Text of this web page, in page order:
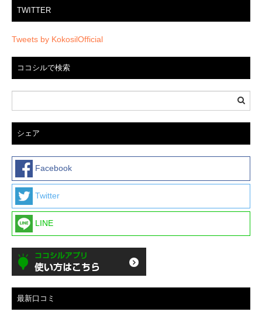
TWITTER
Tweets by KokosilOfficial
ココシルで検索
シェア
Facebook
Twitter
LINE
最新口コミ